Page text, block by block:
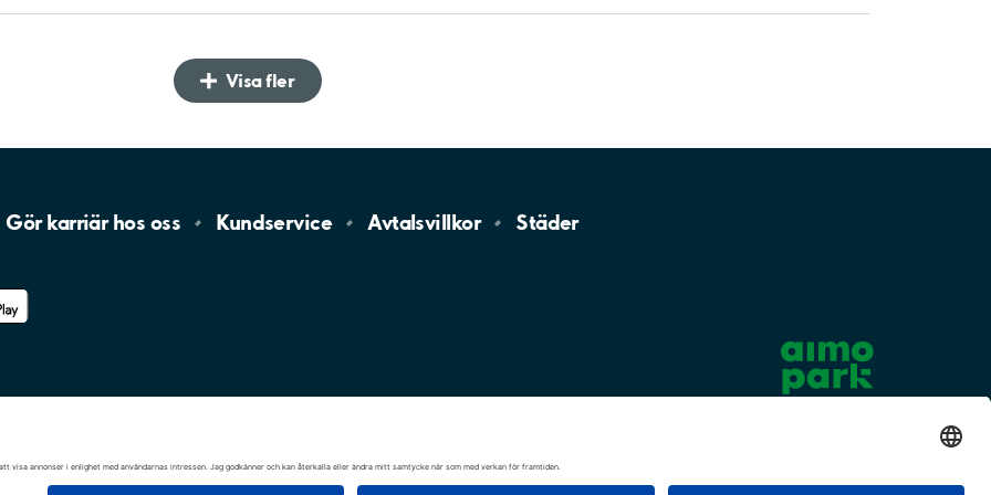
Visa fler
Gör karriär hos oss Kundservice Avtalsvillkor Städer